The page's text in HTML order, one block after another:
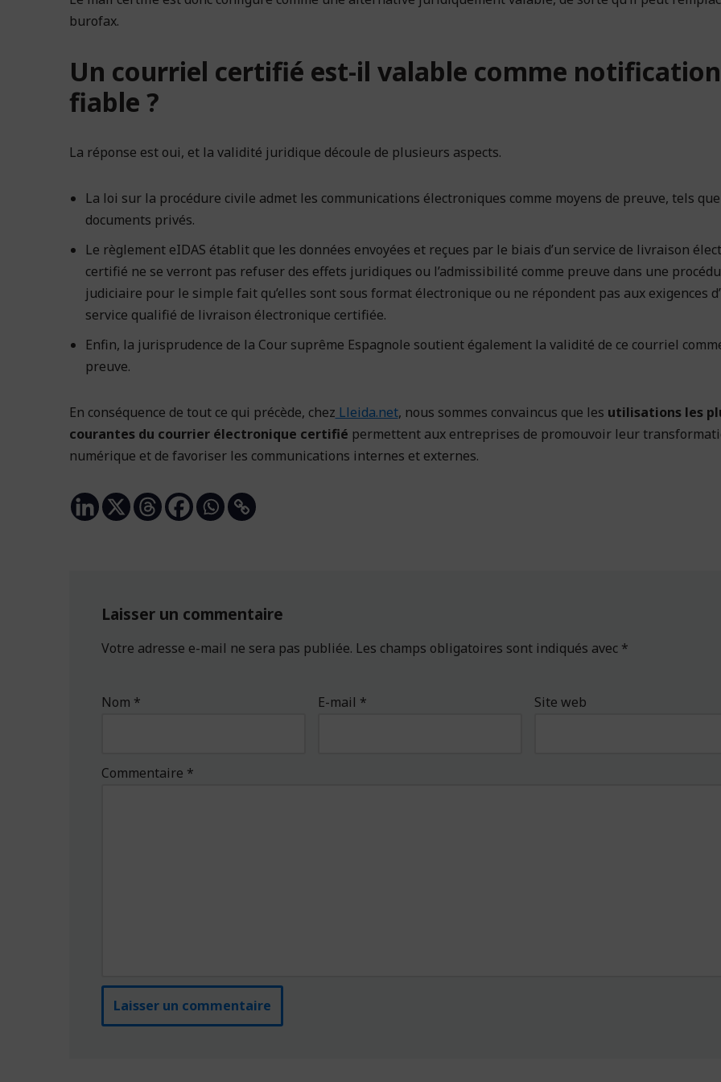
burofax.
Un courriel certifié est-il valable comme notification
fiable ?
La réponse est oui, et la validité juridique découle de plusieurs aspects.
La loi sur la procédure civile admet les communications électroniques comme moyens de preuve, tels
documents privés.
Le règlement eIDAS établit que les données envoyées et reçues par le biais d’un service de livraison
certifié ne se verront pas refuser des effets juridiques ou l’admissibilité comme preuve dans une
judiciaire pour le simple fait qu’elles sont sous format électronique ou ne répondent pas aux exigences
service qualifié de livraison électronique certifiée.
Enfin, la jurisprudence de la Cour suprême Espagnole soutient également la validité de ce courriel
preuve.
En conséquence de tout ce qui précède, chez Lleida.net, nous sommes convaincus que les utilisations les
courantes du courrier électronique certifié permettent aux entreprises de promouvoir leur
numérique et de favoriser les communications internes et externes.
Laisser un commentaire
Votre adresse e-mail ne sera pas publiée. Les champs obligatoires sont indiqués avec *
Nom * E-mail * Site web
Commentaire *